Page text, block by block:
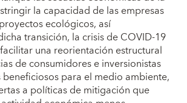
la capacidad de las empresas
ecológicos, así
transición, la crisis de COVID-19
una reorientación estructural
de consumidores e inversionistas
para el medio ambiente,
a políticas de mitigación que